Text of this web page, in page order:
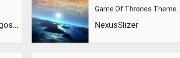
Dynoro & Gigi D’Agostino NexusSlizer